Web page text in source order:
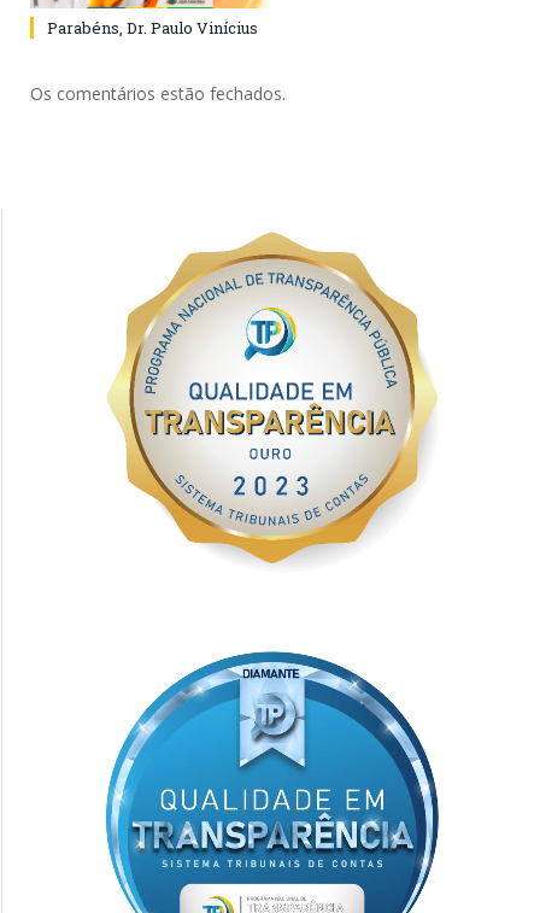
Parabéns, Dr. Paulo Vinícius
Os comentários estão fechados.